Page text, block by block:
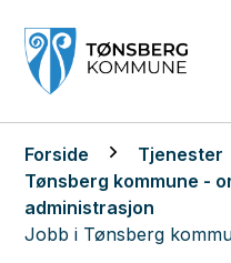
Du er her:
Forside
Tjenester
Tønsberg kommune -
administrasjon
Jobb i Tønsberg